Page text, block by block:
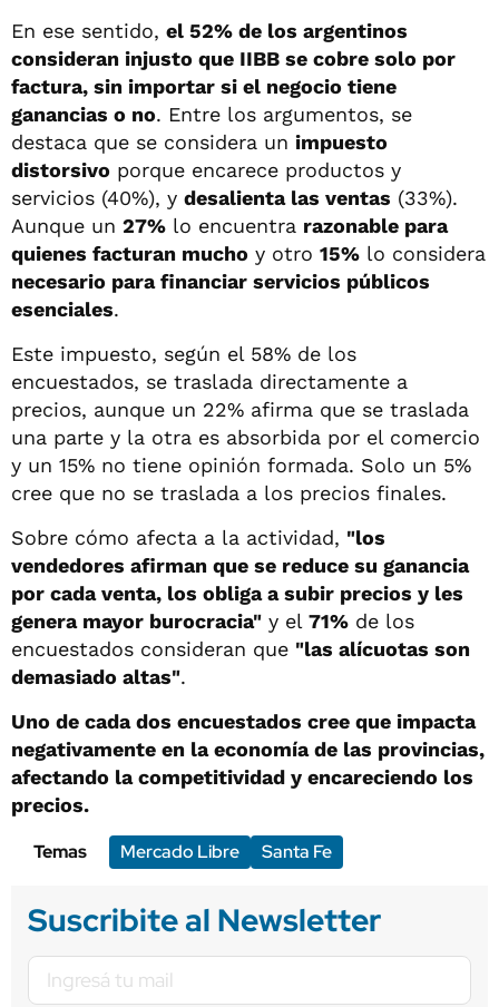
En ese sentido, el 52% de los argentinos
consideran injusto que IIBB se cobre solo por
factura, sin importar si el negocio tiene
ganancias o no. Entre los argumentos, se
destaca que se considera un impuesto
distorsivo porque encarece productos y
servicios (40%), y desalienta las ventas (33%).
Aunque un 27% lo encuentra razonable para
quienes facturan mucho y otro 15% lo considera
necesario para financiar servicios públicos
esenciales.
Este impuesto, según el 58% de los
encuestados, se traslada directamente a
precios, aunque un 22% afirma que se traslada
una parte y la otra es absorbida por el comercio
y un 15% no tiene opinión formada. Solo un 5%
cree que no se traslada a los precios finales.
Sobre cómo afecta a la actividad, "los
vendedores afirman que se reduce su ganancia
por cada venta, los obliga a subir precios y les
genera mayor burocracia" y el 71% de los
encuestados consideran que "las alícuotas son
demasiado altas".
Uno de cada dos encuestados cree que impacta
negativamente en la economía de las provincias,
afectando la competitividad y encareciendo los
precios.
Temas
Mercado Libre Santa Fe
Suscribite al Newsletter